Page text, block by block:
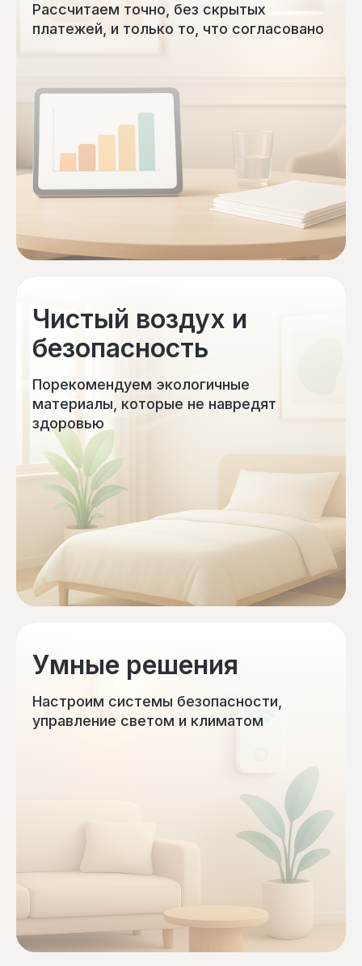
Рассчитаем точно, без скрытых
платежей, и только то, что согласовано
Чистый воздух и
безопасность
Порекомендуем экологичные
материалы, которые не навредят
здоровью
Умные решения
Настроим системы безопасности,
управление светом и климатом